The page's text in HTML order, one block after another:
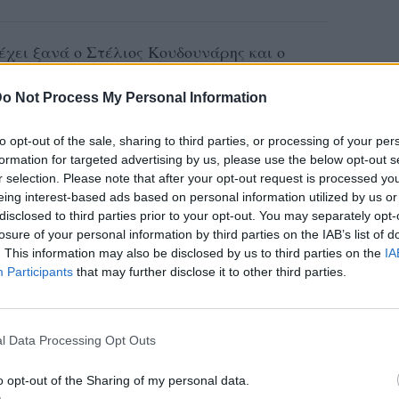
Not Process My Personal Information
opt-out of the sale, sharing to third parties, or processing of your
for targeted advertising by us, please use the below opt-out
selection. Please note that after your opt-out request is processed
interest-based ads based on personal information utilized by us
to third parties prior to your opt-out. You may separately
of your personal information by third parties on the IAB’s list of
This information may also be disclosed by us to third parties on the
Participants that may further disclose it to other third parties.
Data Processing Opt Outs
opt-out of the Sharing of my personal data.
ξανά ο Στέλιος Κουδουνάρης και ο
στην παρέα τους, το μοντέλο Σοφία
έτσι και τώρα, κάθε συμμετέχουσα έχει
και όλες δηλώνουν πανέτοιμες να
τηλεθεατές με τις εμφανίσεις τους.
ήδη κάποιες που ξεχωρίζουν και μία
στο Instagram, αποδεικνύει πως θα
ομορφιά και το στυλ τους.
που μπαίνουν στο «My Style Rocks»